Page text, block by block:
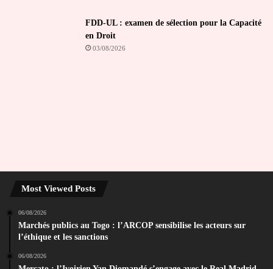
FDD-UL : examen de sélection pour la Capacité
en Droit
03/08/2026
Most Viewed Posts
06/08/2026
Marchés publics au Togo : l’ARCOP sensibilise les acteurs sur
l’éthique et les sanctions
06/08/2026